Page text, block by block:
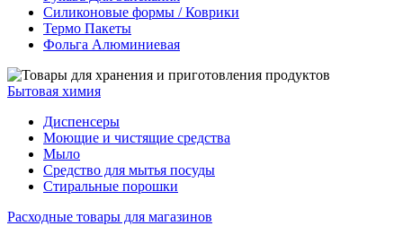
Силиконовые формы / Коврики
Термо Пакеты
Фольга Алюминиевая
Бытовая химия
Диспенсеры
Моющие и чистящие средства
Мыло
Средство для мытья посуды
Стиральные порошки
Расходные товары для магазинов